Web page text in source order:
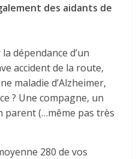
des aidants de
dépendance d’un
accident de la route,
maladie d’Alzheimer,
? Une compagne, un
(…même pas très
280 de vos